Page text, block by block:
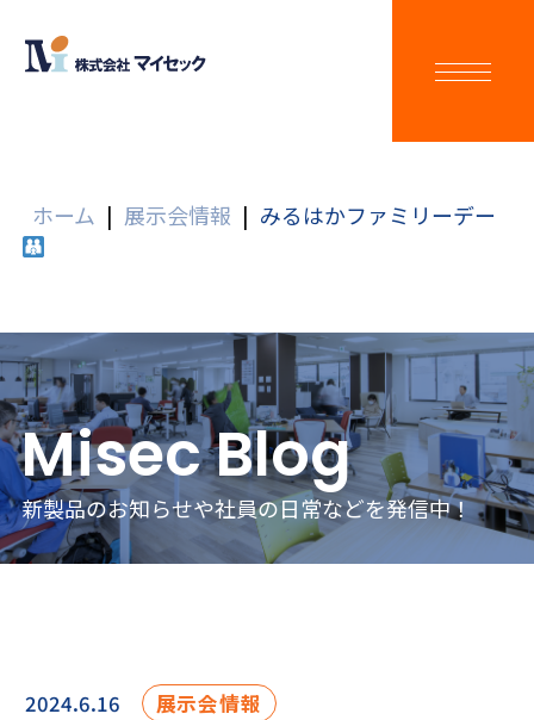
ホーム | 展示会情報 | みるはかファミリーデー
Misec Blog
新製品のお知らせや社員の日常などを発信中！
2024.6.16 展示会情報